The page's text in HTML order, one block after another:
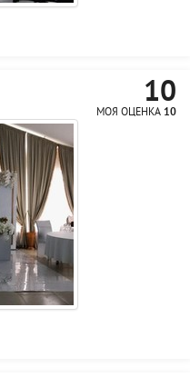
10
МОЯ ОЦЕНКА 10